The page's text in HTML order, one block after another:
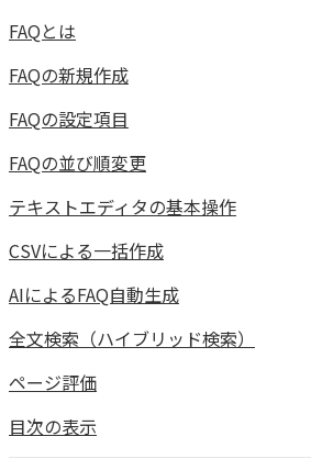
FAQとは
FAQの新規作成
FAQの設定項目
FAQの並び順変更
テキストエディタの基本操作
CSVによる一括作成
AIによるFAQ自動生成
全文検索（ハイブリッド検索）
ページ評価
目次の表示